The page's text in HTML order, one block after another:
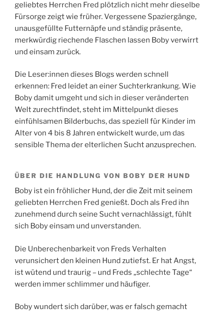
geliebtes Herrchen Fred plötzlich nicht mehr dieselbe
Fürsorge zeigt wie früher. Vergessene Spaziergänge,
unausgefüllte Futternäpfe und ständig präsente,
merkwürdig riechende Flaschen lassen Boby verwirrt
und einsam zurück.
Die Leser:innen dieses Blogs werden schnell
erkennen: Fred leidet an einer Suchterkrankung. Wie
Boby damit umgeht und sich in dieser veränderten
Welt zurechtfindet, steht im Mittelpunkt dieses
einfühlsamen Bilderbuchs, das speziell für Kinder im
Alter von 4 bis 8 Jahren entwickelt wurde, um das
sensible Thema der elterlichen Sucht anzusprechen.
ÜBER DIE HANDLUNG VON BOBY DER HUND
Boby ist ein fröhlicher Hund, der die Zeit mit seinem
geliebten Herrchen Fred genießt. Doch als Fred ihn
zunehmend durch seine Sucht vernachlässigt, fühlt
sich Boby einsam und unverstanden.
Die Unberechenbarkeit von Freds Verhalten
verunsichert den kleinen Hund zutiefst. Er hat Angst,
ist wütend und traurig – und Freds „schlechte Tage“
werden immer schlimmer und häufiger.
Boby wundert sich darüber, was er falsch gemacht